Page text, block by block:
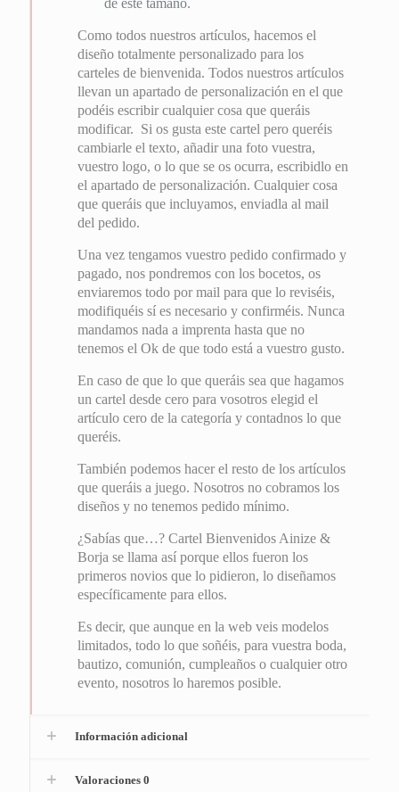
Como todos nuestros artículos, hacemos el
diseño totalmente personalizado para los
carteles de bienvenida. Todos nuestros artículos
llevan un apartado de personalización en el que
podéis escribir cualquier cosa que queráis
modificar. Si os gusta este cartel pero queréis
cambiarle el texto, añadir una foto vuestra,
vuestro logo, o lo que se os ocurra, escribidlo en
el apartado de personalización. Cualquier cosa
que queráis que incluyamos, enviadla al mail
del pedido.
Una vez tengamos vuestro pedido confirmado y
pagado, nos pondremos con los bocetos, os
enviaremos todo por mail para que lo reviséis,
modifiquéis sí es necesario y confirméis. Nunca
mandamos nada a imprenta hasta que no
tenemos el Ok de que todo está a vuestro gusto.
En caso de que lo que queráis sea que hagamos
un cartel desde cero para vosotros elegid el
artículo cero de la categoría y contadnos lo que
queréis.
También podemos hacer el resto de los artículos
que queráis a juego. Nosotros no cobramos los
diseños y no tenemos pedido mínimo.
¿Sabías que…? Cartel Bienvenidos Ainize &
Borja se llama así porque ellos fueron los
primeros novios que lo pidieron, lo diseñamos
específicamente para ellos.
Es decir, que aunque en la web veis modelos
limitados, todo lo que soñéis, para vuestra boda,
bautizo, comunión, cumpleaños o cualquier otro
evento, nosotros lo haremos posible.
Información adicional
Valoraciones 0